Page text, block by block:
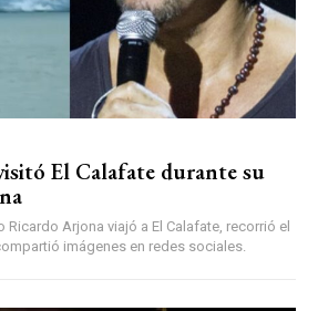
El Calafate durante su
Ricardo Arjona viajó a El Calafate, recorrió el
imágenes en redes sociales.